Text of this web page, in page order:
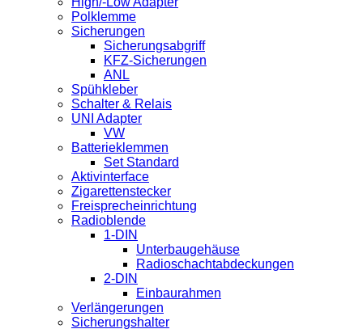
Polklemme
Sicherungen
Sicherungsabgriff
KFZ-Sicherungen
ANL
Spühkleber
Schalter & Relais
UNI Adapter
VW
Batterieklemmen
Set Standard
Aktivinterface
Zigarettenstecker
Freisprecheinrichtung
Radioblende
1-DIN
Unterbaugehäuse
Radioschachtabdeckungen
2-DIN
Einbaurahmen
Verlängerungen
Sicherungshalter